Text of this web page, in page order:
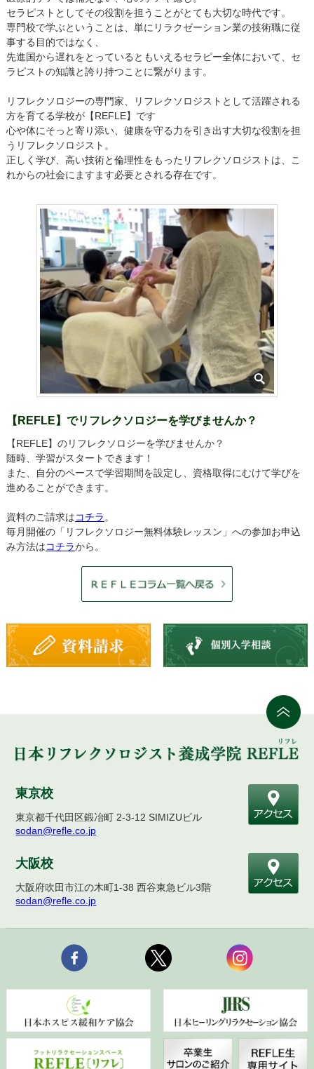
セラピストとしてその役割を担うことがとても大切な時代です。
専門校で学ぶということは、単にリラクゼーション業の技術職に従
事する目的ではなく、
先進国から遅れをとっているともいえるセラピー全体において、セ
ラピストの知識と誇り持つことに繋がります。
リフレクソロジーの専門家、リフレクソロジストとして活躍される
方を育てる学校が【REFLE】です
心や体にそっと寄り添い、健康を守る力を引き出す大切な役割を担
うリフレクソロジスト。
正しく学び、高い技術と倫理性をもったリフレクソロジストは、こ
れからの社会にますます必要とされる存在です。
【REFLE】でリフレクソロジーを学びませんか？
【REFLE】のリフレクソロジーを学びませんか？
随時、学習がスタートできます！
また、自分のペースで学習期間を設定し、資格取得にむけて学びを
進めることができます。
資料のご請求はコチラ 。
毎月開催の「リフレクソロジー無料体験レッスン」への参加お申込
み方法はコチラから。
東京校
東京都千代田区鍛冶町 2-3-12 SIMIZUビル
sodan@refle.co.jp
大阪校
大阪府吹田市江の木町1-38 西谷東急ビル3階
sodan@refle.co.jp